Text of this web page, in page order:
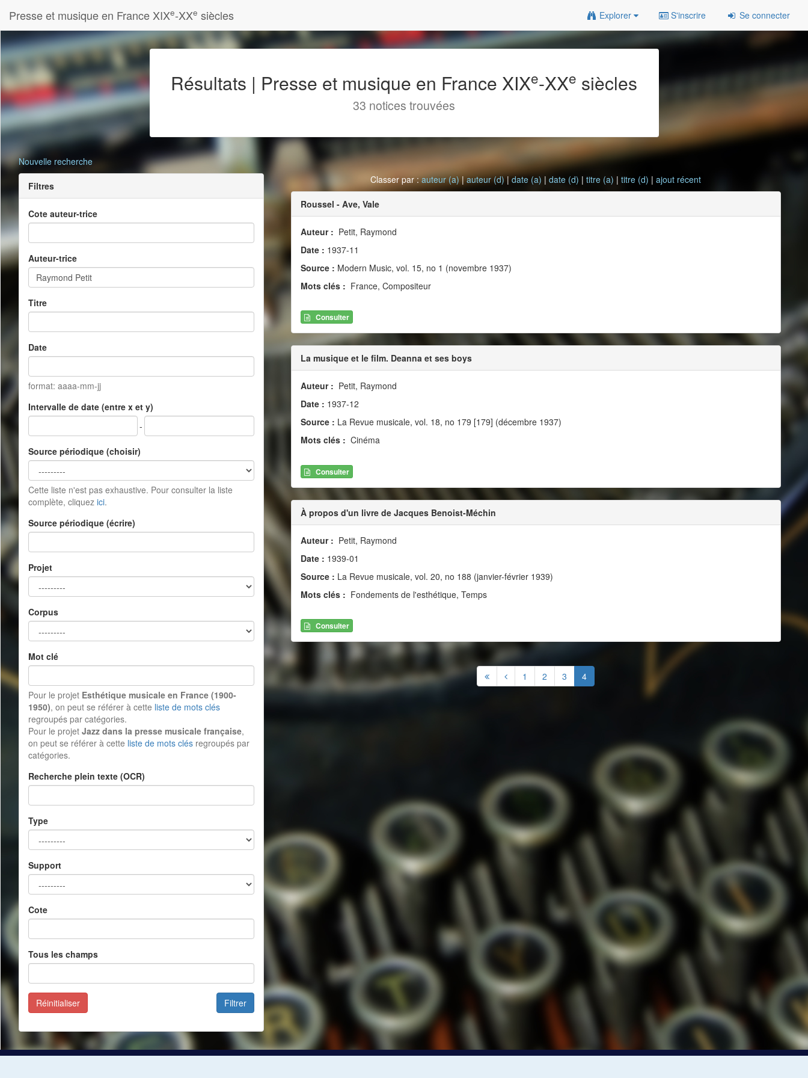
Presse et musique en France XIXe-XXe siècles Explorer S'inscrire Se connecter
Résultats | Presse et musique en France XIXe-XXe siècles
33 notices trouvées
Nouvelle recherche
Filtres
Cote auteur-trice
Auteur-trice
Titre
Date
format: aaaa-mm-jj
Intervalle de date (entre x et y)
-
Source périodique (choisir)
Cette liste n'est pas exhaustive. Pour consulter la liste
complète, cliquez ici.
Source périodique (écrire)
Projet
Corpus
Mot clé
Pour le projet Esthétique musicale en France (1900-
1950), on peut se référer à cette liste de mots clés
regroupés par catégories.
Pour le projet Jazz dans la presse musicale française,
on peut se référer à cette liste de mots clés regroupés par
catégories.
Recherche plein texte (OCR)
Type
Support
Cote
Tous les champs
Filtrer
Réinitialiser
Classer par :auteur (a)|auteur (d)|date (a) |date (d) |titre (a) |titre (d) |ajout récent
Roussel - Ave, Vale
Auteur : Petit, Raymond
Date : 1937-11
Source : Modern Music, vol. 15, no 1 (novembre 1937)
Mots clés : France, Compositeur
Consulter
La musique et le film. Deanna et ses boys
Auteur : Petit, Raymond
Date : 1937-12
Source : La Revue musicale, vol. 18, no 179 [179] (décembre 1937)
Mots clés : Cinéma
Consulter
À propos d'un livre de Jacques Benoist-Méchin
Auteur : Petit, Raymond
Date : 1939-01
Source : La Revue musicale, vol. 20, no 188 (janvier-février 1939)
Mots clés : Fondements de l'esthétique, Temps
Consulter
1 2 3 4